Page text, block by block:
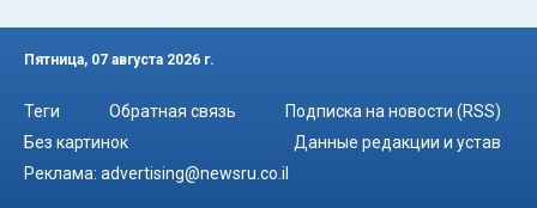
Пятница, 07 августа 2026 г.
Теги Обратная связь
Подписка на новости (RSS)
Без картинок
Данные редакции и устав
Реклама: advertising@newsru.co.il